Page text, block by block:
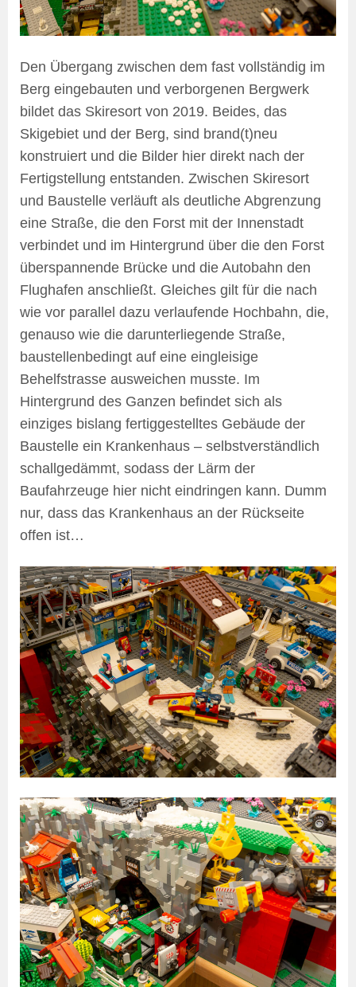
Den Übergang zwischen dem fast vollständig im
Berg eingebauten und verborgenen Bergwerk
bildet das Skiresort von 2019. Beides, das
Skigebiet und der Berg, sind brand(t)neu
konstruiert und die Bilder hier direkt nach der
Fertigstellung entstanden. Zwischen Skiresort
und Baustelle verläuft als deutliche Abgrenzung
eine Straße, die den Forst mit der Innenstadt
verbindet und im Hintergrund über die den Forst
überspannende Brücke und die Autobahn den
Flughafen anschließt. Gleiches gilt für die nach
wie vor parallel dazu verlaufende Hochbahn, die,
genauso wie die darunterliegende Straße,
baustellenbedingt auf eine eingleisige
Behelfstrasse ausweichen musste. Im
Hintergrund des Ganzen befindet sich als
einziges bislang fertiggestelltes Gebäude der
Baustelle ein Krankenhaus – selbstverständlich
schallgedämmt, sodass der Lärm der
Baufahrzeuge hier nicht eindringen kann. Dumm
nur, dass das Krankenhaus an der Rückseite
offen ist…